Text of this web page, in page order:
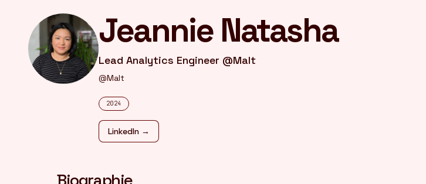
Jeannie Natasha
Lead Analytics Engineer @Malt
@Malt
2024
LinkedIn →